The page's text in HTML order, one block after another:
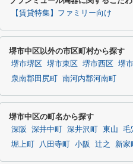
【賃貸特集】ファミリー向け
堺市中区以外の市区町村から探す
堺市堺区 堺市東区 堺市西区 堺
泉南郡田尻町
南河内郡河南町
堺市中区の町名から探す
深阪 深井中町 深井沢町 東山 毛
堀上町
八田寺町 小阪 辻之 新家